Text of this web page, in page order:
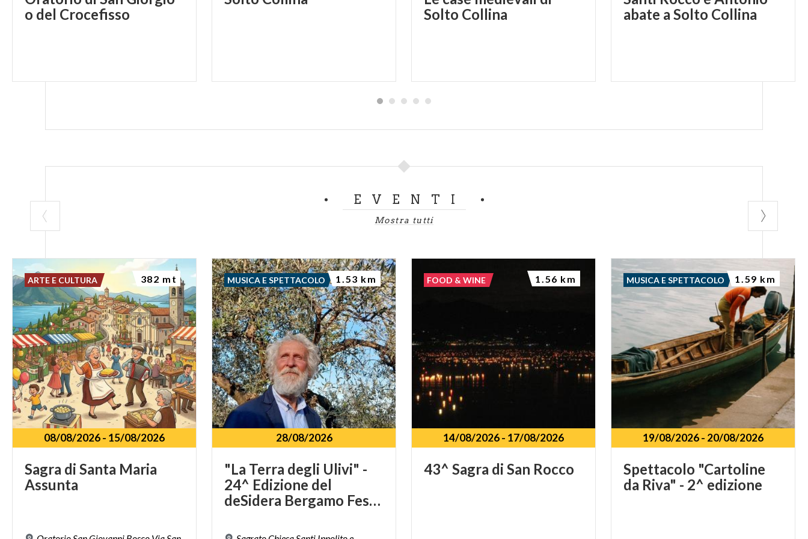
o del Crocefisso
Solto Collina
abate a Solto Collina
EVENTI
Mostra tutti
08/08/2026- 15/08/2026
Sagra di Santa Maria
Assunta
ARTE E CULTURA 382 mt
28/08/2026
"La Terra degli Ulivi" -
24^ Edizione del
deSidera Bergamo Festival
MUSICA E SPETTACOLO 1.53 km
14/08/2026- 17/08/2026
43^ Sagra di San Rocco
FOOD & WINE 1.56 km
19/08/2026- 20/08/2026
Spettacolo "Cartoline
da Riva" - 2^ edizione
MUSICA E SPETTACOLO 1.59 km